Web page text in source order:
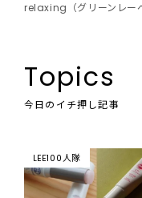
relaxing（グリーンレー
Topics
今日のイチ押し記事
LEE100人隊